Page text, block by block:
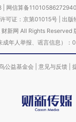
网信算备
可证：京第01015号| 出版
新网 All Rights Reserved
成年人举报、谣言信息
公益基金会 意见与反馈